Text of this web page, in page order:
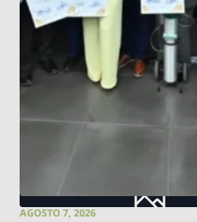
AGOSTO 7, 2026